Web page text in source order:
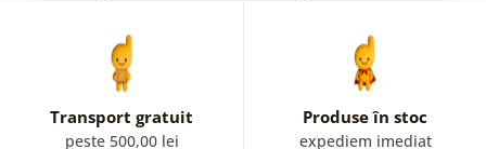
Transport gratuit
peste 500,00 lei
Produse în stoc
expediem imediat